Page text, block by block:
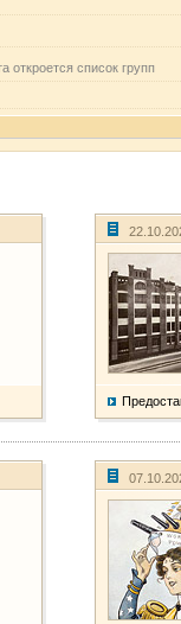
откроется список групп